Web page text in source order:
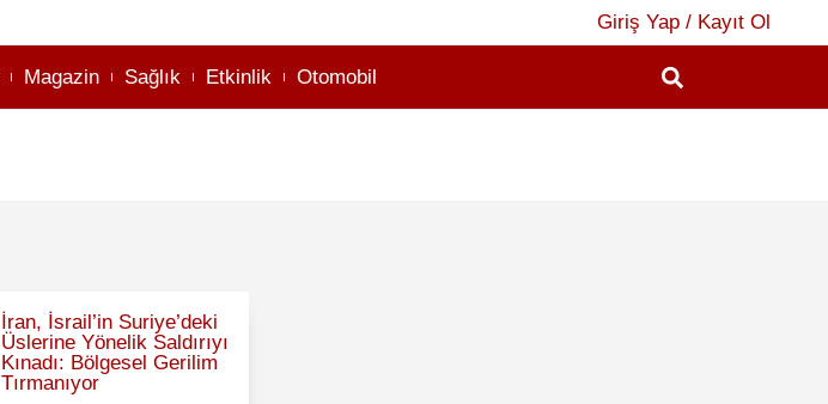
Giriş Yap / Kayıt Ol
Magazin Sağlık Etkinlik Otomobil
İran, İsrail’in Suriye’deki
Üslerine Yönelik Saldırıyı
Kınadı: Bölgesel Gerilim
Tırmanıyor